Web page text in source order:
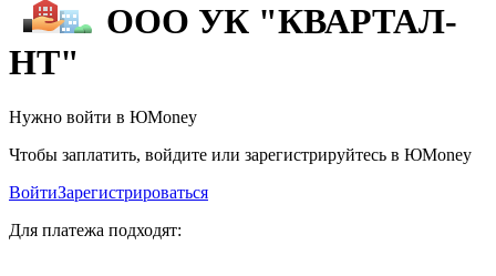
ООО УК "КВАРТАЛ-
НТ"
Нужно войти в ЮMoney
Чтобы заплатить, войдите или зарегистрируйтесь в ЮMoney
ВойтиЗарегистрироваться
Для платежа подходят: